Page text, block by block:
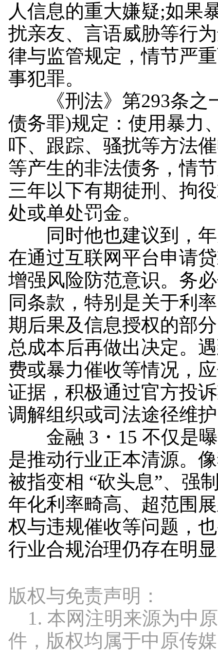
人信息的重大嫌疑;如果
扰亲友、言语威胁等行
律与监管规定，情节严
事犯罪。
《刑法》第293条之
债务罪)规定：使用暴力
吓、跟踪、骚扰等方法
等产生的非法债务，情
三年以下有期徒刑、拘
处或单处罚金。
同时他也建议到，年
在通过互联网平台申请
增强风险防范意识。务
同条款，特别是关于利
期后果及信息授权的部
总成本后再做出决定。
费或暴力催收等情况，
证据，积极通过官方投
调解组织或司法途径维
金融 3・15 不仅是曝
是推动行业正本清源。
被指变相 “砍头息”、强
年化利率畸高、超范围
权与违规催收等问题，
行业合规治理仍存在明
版权与免责声明：
1. 本网注明来源为中
件，版权均属于中原传